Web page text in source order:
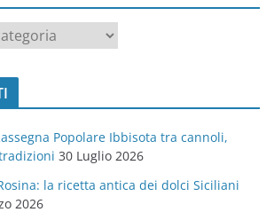
Popolare Ibbisota tra cannoli,
30 Luglio 2026
la ricetta antica dei dolci Siciliani
2026